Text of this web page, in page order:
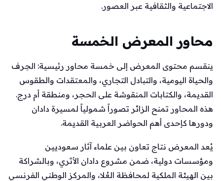
الاجتماعية والثقافية عبر العصور.
محاور المعرض الخمسة
ينقسم محتوى المعرض إلى خمسة محاور رئيسية: الحِرف
والحياة اليومية، والتبادل التجاري، والمعتقدات والطقوس
القديمة، والكتابات المنقوشة على الحجر، ومنطقة أم درج.
هذه المحاور تمنح الزائر تصوراً شمولياً لمسيرة دادان
ودورها كإحدى أهم الحواضر العربية القديمة.
يُعد المعرض نتاج تعاون بين علماء آثار سعوديين
ومؤسسات دولية، ضمن مشروع دادان الأثري، وبالشراكة
بين الهيئة الملكية لمحافظة العُلا، والمركز الوطني الفرنسي